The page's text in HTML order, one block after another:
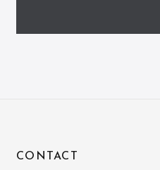
CONTACT